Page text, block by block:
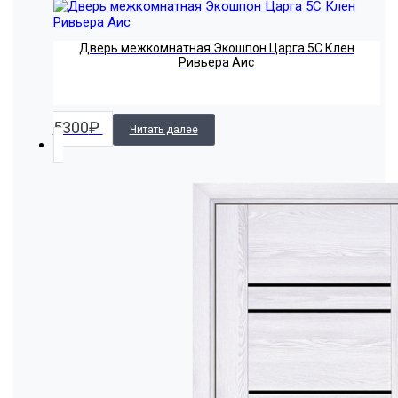
Дверь межкомнатная Экошпон Царга 5С Клен
Ривьера Аис
5300₽ Читать далее